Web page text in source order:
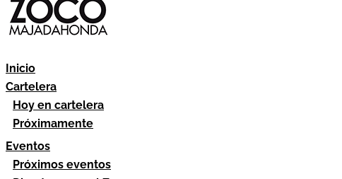
Inicio
Cartelera
Hoy en cartelera
Próximamente
Eventos
Próximos eventos